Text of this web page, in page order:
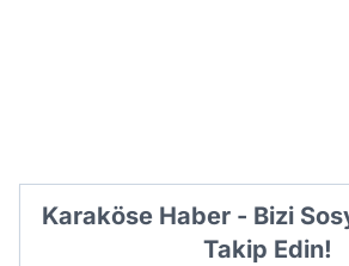
Karaköse Haber - Bizi
Takip Edin!